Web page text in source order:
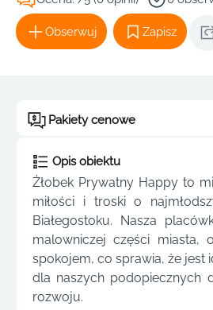
Obserwuj Zapisz
Pakiety cenowe
Opis obiektu
Żłobek Prywatny Happy to
miłości i troski o
Białegostoku. Nasza
malowniczej części miasta,
spokojem, co sprawia, że jest
dla naszych podopiecznych
rozwoju.